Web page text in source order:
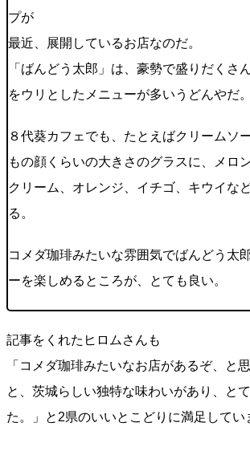
プが
最近、展開しているお店なのだ。
「ばんどう太郎」は、豪勢で盛りだくさ
をウリとしたメニューが多いうどんやだ。
８代葵カフェでも、たとえばクリームソ
もの顔くらいの大きさのグラスに、メロ
クリーム、オレンジ、イチゴ、キウイな
る。
コメダ珈琲みたいな雰囲気でばんどう太
ーを楽しめるところが、とても良い。
記事をくれたヒロムさんも
「コメダ珈琲みたいなお店があるぞ、と
と、茨城らしい独特な味わいがあり、と
た。」と2県のいいとこどりに満足してい